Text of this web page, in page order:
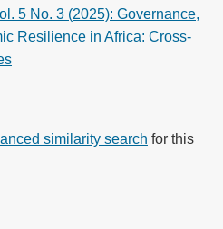
5 No. 3 (2025): Governance,
Resilience in Africa: Cross-
similarity search for this